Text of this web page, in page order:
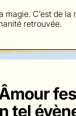
magie. C’est de
retrouvée.
tel